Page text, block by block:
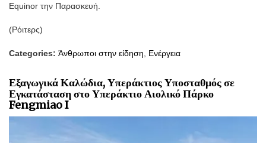
Equinor την Παρασκευή.
(Ρόιτερς)
Categories: Άνθρωποι στην είδηση Ενέργεια
Εξαγωγικά Καλώδια, Υπεράκτιος Υποσταθμός σε
Εγκατάσταση στο Υπεράκτιο Αιολικό Πάρκο
Fengmiao I